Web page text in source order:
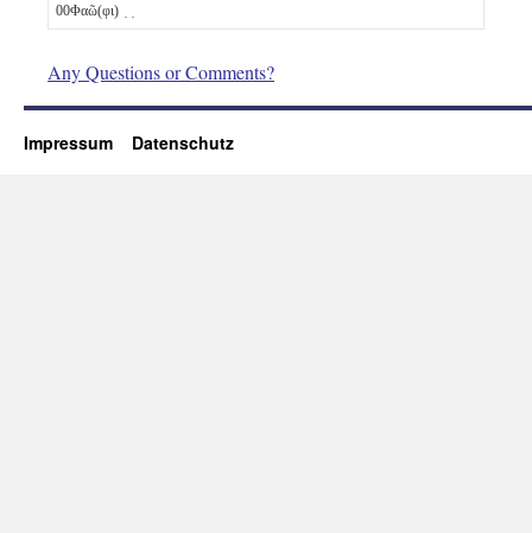
00Φαῶ(φι) ̣ ̣
Any Questions or Comments?
Impressum Datenschutz